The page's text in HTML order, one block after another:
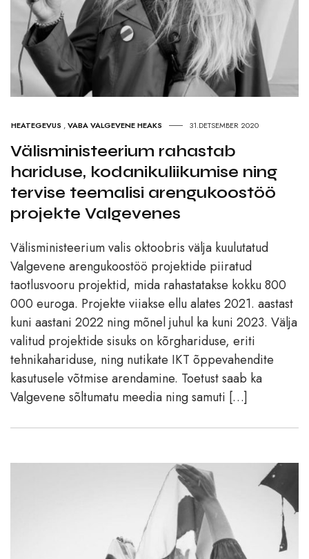
HEATEGEVUS ,VABA VALGEVENE HEAKS 31.DETSEMBER 2020
Välisministeerium rahastab
hariduse, kodanikuliikumise ning
tervise teemalisi arengukoostöö
projekte Valgevenes
Välisministeerium valis oktoobris välja kuulutatud
Valgevene arengukoostöö projektide piiratud
taotlusvooru projektid, mida rahastatakse kokku 800
000 euroga. Projekte viiakse ellu alates 2021. aastast
kuni aastani 2022 ning mõnel juhul ka kuni 2023. Välja
valitud projektide sisuks on kõrghariduse, eriti
tehnikahariduse, ning nutikate IKT õppevahendite
kasutusele võtmise arendamine. Toetust saab ka
Valgevene sõltumatu meedia ning samuti […]